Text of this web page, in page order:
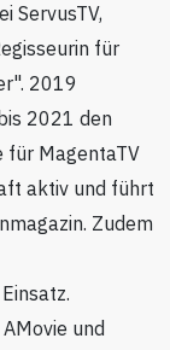
ServusTV,
für
2019
2021 den
für MagentaTV
aktiv und führt
Zudem
und